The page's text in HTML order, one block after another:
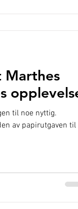
Marthes
til noe nyttig.
av papirutgaven til